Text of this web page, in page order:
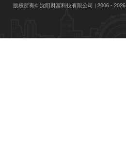
版权所有© 沈阳财富科技有限公司 | 2006 - 2026